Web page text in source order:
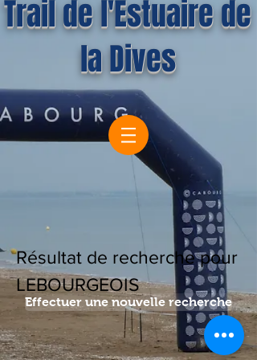
Trail de l'Estuaire de
la Dives
Résultat de recherche pour
LEBOURGEOIS
Effectuer une nouvelle recherche